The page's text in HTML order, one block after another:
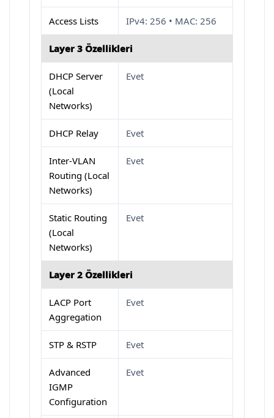
Access Lists IPv4: 256 • MAC: 256
Layer 3 Özellikleri
DHCP Server
(Local
Networks)
Evet
DHCP Relay Evet
Inter-VLAN
Routing (Local
Networks)
Evet
Static Routing
(Local
Networks)
Evet
Layer 2 Özellikleri
LACP Port
Aggregation
Evet
STP & RSTP Evet
Advanced
IGMP
Configuration
Evet